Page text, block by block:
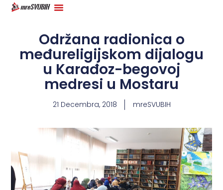
Održana radionica o
međureligijskom dijalogu
u Karađoz-begovoj
medresi u Mostaru
21 Decembra, 2018 mreSVUBIH